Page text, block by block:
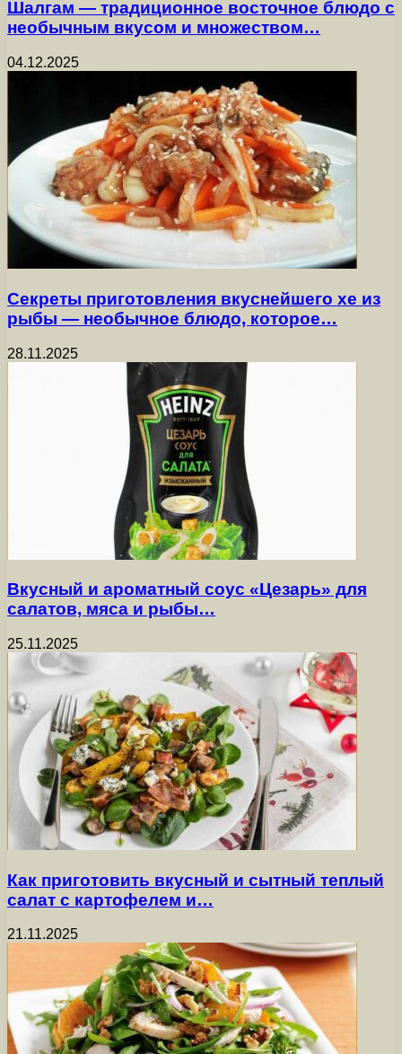
Шалгам — традиционное восточное блюдо с
необычным вкусом и множеством…
04.12.2025
Секреты приготовления вкуснейшего хе из
рыбы — необычное блюдо, которое…
28.11.2025
Вкусный и ароматный соус «Цезарь» для
салатов, мяса и рыбы…
25.11.2025
Как приготовить вкусный и сытный теплый
салат с картофелем и…
21.11.2025